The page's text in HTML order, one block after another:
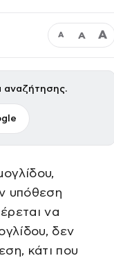
Α Α Α
αναζήτησης.
υπόθεση
να
δεν
κάτι που